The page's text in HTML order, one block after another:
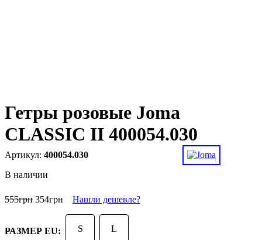
Гетры розовые Joma
CLASSIC II 400054.030
400054.030
В наличии
555грн 354грн Нашли дешевле?
РАЗМЕР EU: S L